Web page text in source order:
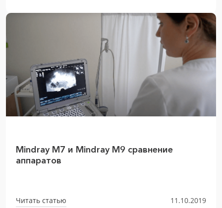
Mindray M7 и Mindray M9 сравнение
аппаратов
11.10.2019
Читать статью